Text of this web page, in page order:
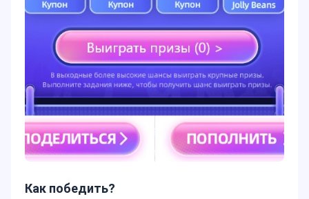
Как победить?